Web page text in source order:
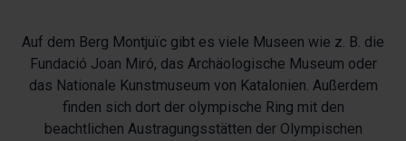
Auf dem Berg Montjuïc gibt es viele Museen wie z. B. die
Fundació Joan Miró, das Archäologische Museum oder
das Nationale Kunstmuseum von Katalonien. Außerdem
finden sich dort der olympische Ring mit den
beachtlichen Austragungsstätten der Olympischen